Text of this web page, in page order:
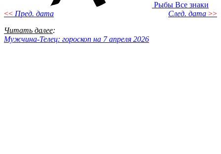
Рыбы Все знаки
<< Пред. дата След. дата >>
Читать далее:
Мужчина-Телец: гороскоп на 7 апреля 2026